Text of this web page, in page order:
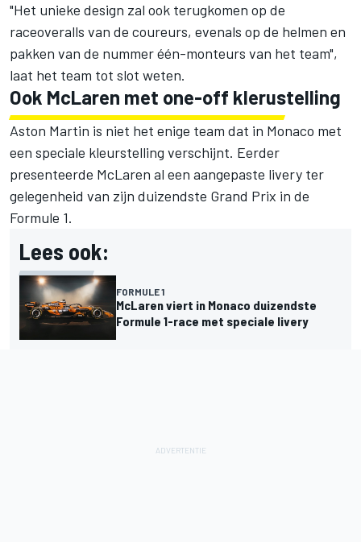
"Het unieke design zal ook terugkomen op de
raceoveralls van de coureurs, evenals op de helmen en
pakken van de nummer één-monteurs van het team",
laat het team tot slot weten.
Ook McLaren met one-off klerustelling
Aston Martin is niet het enige team dat in Monaco met
een speciale kleurstelling verschijnt. Eerder
presenteerde McLaren al een aangepaste livery ter
gelegenheid van zijn duizendste Grand Prix in de
Formule 1.
Lees ook:
FORMULE 1
McLaren viert in Monaco duizendste
Formule 1-race met speciale livery